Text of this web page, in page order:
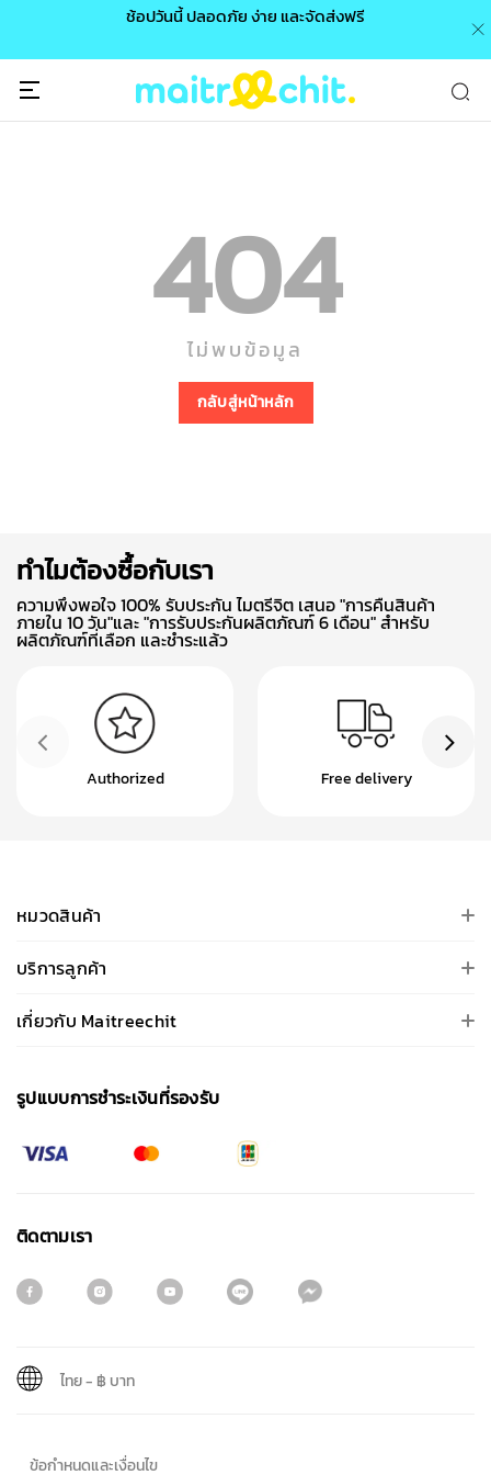
ช้อปวันนี้ ปลอดภัย ง่าย และจัดส่งฟรี
404
ไม่พบข้อมูล
กลับสู่หน้าหลัก
ทำไมต้องซื้อกับเรา
ความพึงพอใจ 100% รับประกัน ไมตรีจิต เสนอ "การคืนสินค้า
ภายใน 10 วัน"และ "การรับประกันผลิตภัณฑ์ 6 เดือน" สำหรับ
ผลิตภัณฑ์ที่เลือก และชำระแล้ว
Authorized Free delivery
หมวดสินค้า
บริการลูกค้า
เกี่ยวกับ Maitreechit
รูปแบบการชําระเงินที่รองรับ
ติดตามเรา
ข้อกำหนดและเงื่อนไข
ไทย- ฿ บาท
ชื่อ